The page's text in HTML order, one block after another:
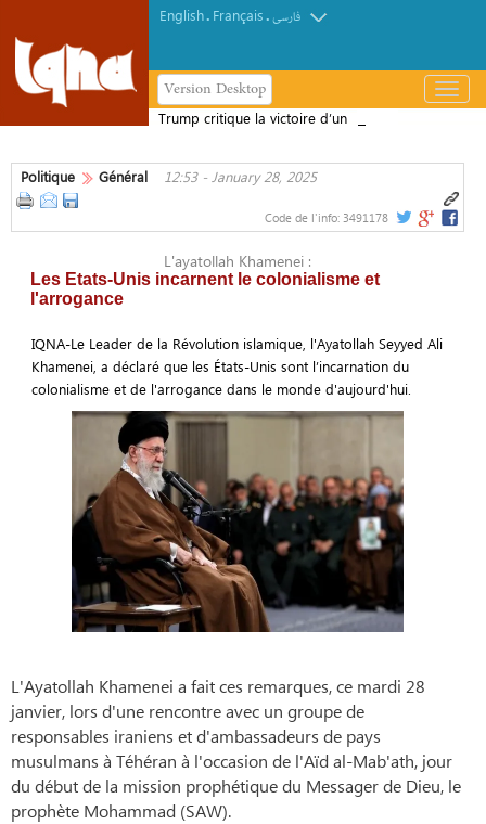
English. Français.فارسی
Version Desktop
باز
و
Trump critique la victoire d’un
primaire démocrate du Michigan
Politique Général 12:53 - January 28, 2025
Code de l'info: 3491178
L'ayatollah Khamenei :
Les Etats-Unis incarnent le colonialisme et
l'arrogance
IQNA-Le Leader de la Révolution islamique, l'Ayatollah Seyyed Ali
Khamenei, a déclaré que les États-Unis sont l’incarnation du
colonialisme et de l'arrogance dans le monde d'aujourd'hui.
L'Ayatollah Khamenei a fait ces remarques, ce mardi 28
janvier, lors d'une rencontre avec un groupe de
responsables iraniens et d'ambassadeurs de pays
musulmans à Téhéran à l'occasion de l'Aïd al-Mab'ath, jour
du début de la mission prophétique du Messager de Dieu, le
prophète Mohammad (SAW).